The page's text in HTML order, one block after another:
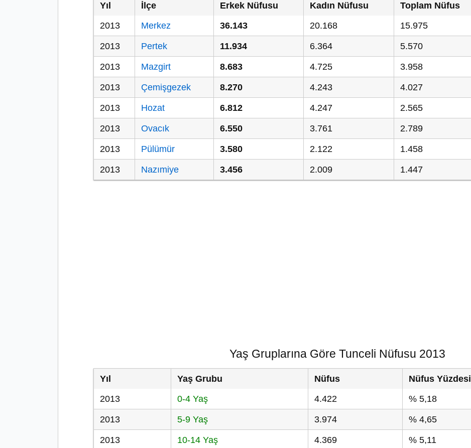
Yıl İlçe Erkek Nüfusu Kadın Nüfusu Toplam Nüfus
2013
Merkez 36.143 20.168 15.975
2013 Pertek 11.934 6.364 5.570
2013 Mazgirt 8.683 4.725 3.958
2013 Çemişgezek 8.270 4.243 4.027
2013 Hozat 6.812 4.247 2.565
2013 Ovacık 6.550 3.761 2.789
2013 Pülümür 3.580 2.122 1.458
2013 Nazımiye 3.456 2.009 1.447
Yaş Gruplarına Göre Tunceli Nüfusu 2013
Yıl Yaş Grubu Nüfus
Nüfus Yüzdesi
2013
0-4 Yaş 4.422 % 5,18
2013 5-9 Yaş 3.974 % 4,65
2013 10-14 Yaş 4.369 % 5,11